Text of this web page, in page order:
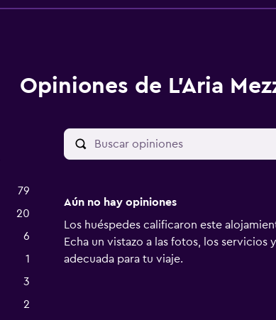
Opiniones de L'Aria
79
20
6
1
3
2
Aún no hay opiniones
Los huéspedes calificaron este
Echa un vistazo a las fotos, los
adecuada para tu viaje.